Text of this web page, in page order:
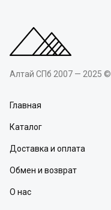
Алтай СПб 2007 — 2025 ©
Главная
Каталог
Доставка и оплата
Обмен и возврат
О нас